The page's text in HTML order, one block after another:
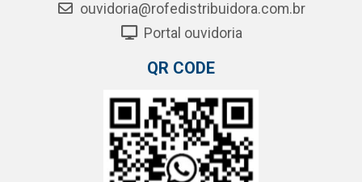
ouvidoria@rofedistribuidora.com.br
Portal ouvidoria
QR CODE